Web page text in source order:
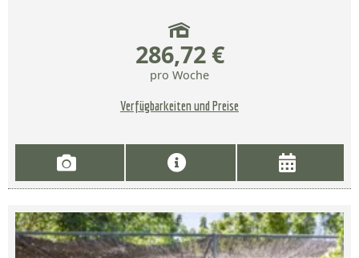
286,72 €
pro Woche
Verfügbarkeiten und Preise